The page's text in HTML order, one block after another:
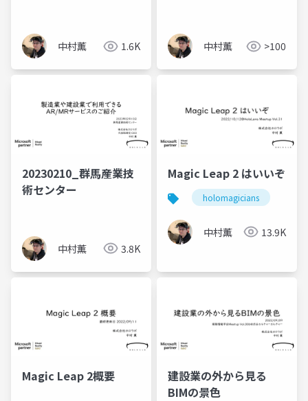
中村薫 1.6K 中村薫 >100
20230210_群馬産業技
術センター
中村薫 3.8K
Magic Leap 2 はいいぞ
holomagicians
中村薫 13.9K
Magic Leap 2概要
建設業の外から見る
BIMの景色